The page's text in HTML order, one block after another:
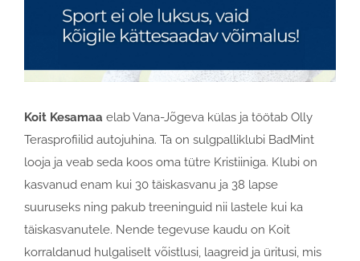
Koit Kesamaa elab Vana-Jõgeva külas ja töötab Olly
Terasprofiilid autojuhina. Ta on sulgpalliklubi BadMint
looja ja veab seda koos oma tütre Kristiiniga. Klubi on
kasvanud enam kui 30 täiskasvanu ja 38 lapse
suuruseks ning pakub treeninguid nii lastele kui ka
täiskasvanutele. Nende tegevuse kaudu on Koit
korraldanud hulgaliselt võistlusi, laagreid ja üritusi, mis